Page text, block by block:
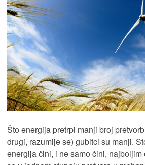
Što energija pretrpi manji broj
drugi, razumije se) gubitci su manji.
energija čini, i ne samo čini,